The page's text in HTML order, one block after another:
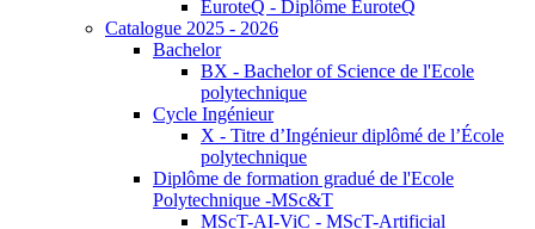
EuroteQ - Diplôme EuroteQ
Catalogue 2025 - 2026
Bachelor
BX - Bachelor of Science de l'Ecole
polytechnique
Cycle Ingénieur
X - Titre d’Ingénieur diplômé de l’École
polytechnique
Diplôme de formation gradué de l'Ecole
Polytechnique -MSc&T
MScT-AI-ViC - MScT-Artificial